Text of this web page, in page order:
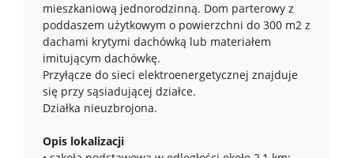
mieszkaniową jednorodzinną. Dom parterowy z
poddaszem użytkowym o powierzchni do 300 m2 z
dachami krytymi dachówką lub materiałem
imitującym dachówkę.
Przyłącze do sieci elektroenergetycznej znajduje
się przy sąsiadującej działce.
Działka nieuzbrojona.
Opis lokalizacji